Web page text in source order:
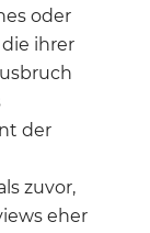
oder
ihrer
der
zuvor,
eher